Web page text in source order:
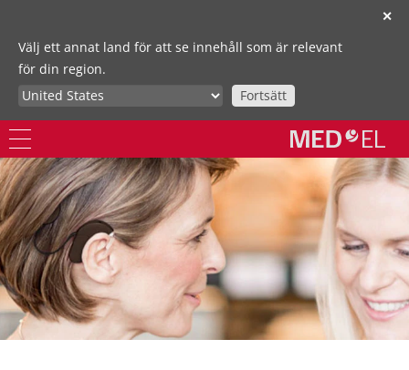
✕
Välj ett annat land för att se innehåll som är relevant
för din region.
Fortsätt